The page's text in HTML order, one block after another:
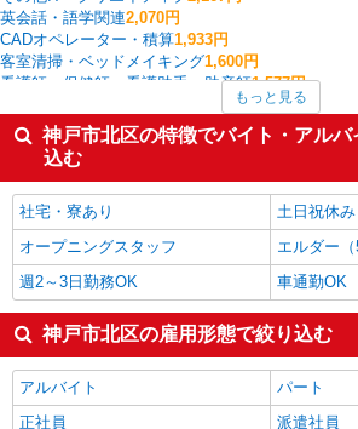
英会話・語学関連2,070円
CADオペレーター・積算1,933円
客室清掃・ベッドメイキング1,600円
看護師・保健師・看護助手・助産師1,577円
量販店・大型SC・百貨店1,520円
搬入・搬出・設営1,500円
介護職・ヘルパー
神戸市北区の他の職種の平均時給を見る
もっと見る
神戸市北区の特徴でバイト・アルバ
込む
社宅・寮あり
土日祝休み
オープニングスタッフ
エルダー
週2～3日勤務OK
車通勤OK
神戸市北区の雇用形態で絞り込む
アルバイト
パート
正社員
派遣社員